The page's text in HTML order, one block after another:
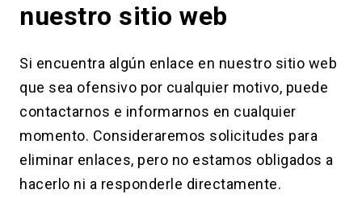
nuestro sitio web
Si encuentra algún enlace en nuestro sitio web
que sea ofensivo por cualquier motivo, puede
contactarnos e informarnos en cualquier
momento. Consideraremos solicitudes para
eliminar enlaces, pero no estamos obligados a
hacerlo ni a responderle directamente.